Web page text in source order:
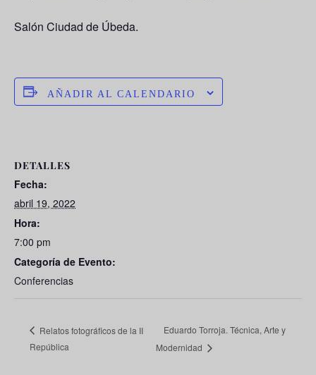
Salón Ciudad de Úbeda.
AÑADIR AL CALENDARIO
DETALLES
Fecha:
abril 19, 2022
Hora:
7:00 pm
Categoría de Evento:
Conferencias
Relatos fotográficos de la II
República
Eduardo Torroja. Técnica, Arte y
Modernidad